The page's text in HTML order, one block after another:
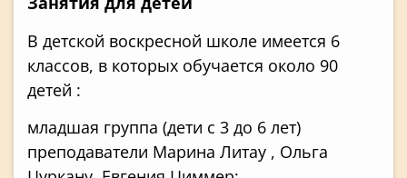
В детской воскресной школе имеется 6
классов, в которых обучается около 90
детей :
младшая группа (дети с 3 до 6 лет)
преподаватели Марина Литау , Ольга